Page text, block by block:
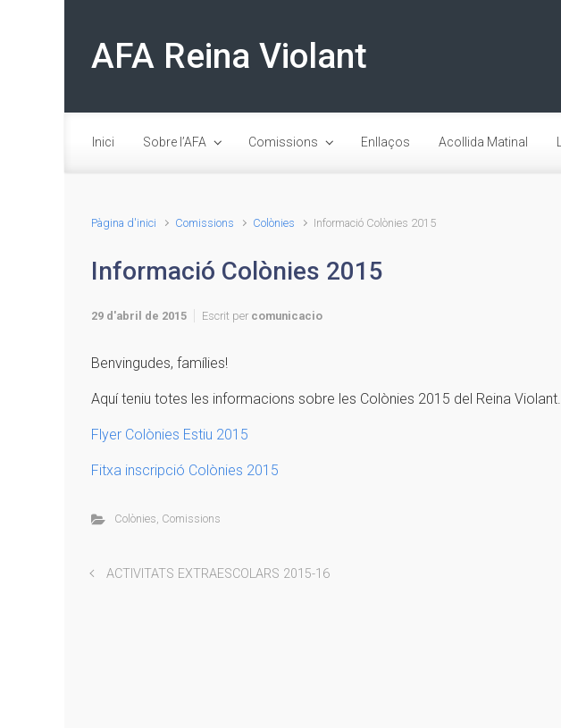
AFA Reina Violant
Inici Sobre l’AFA Comissions Enllaços Acollida Matinal
Pàgina d'inici Comissions Colònies Informació Colònies 2015
Informació Colònies 2015
29 d'abril de 2015 Escrit per comunicacio
Benvingudes, famílies!
Aquí teniu totes les informacions sobre les Colònies 2015 del Reina Violant.
Flyer Colònies Estiu 2015
Fitxa inscripció Colònies 2015
Colònies, Comissions
ACTIVITATS EXTRAESCOLARS 2015-16